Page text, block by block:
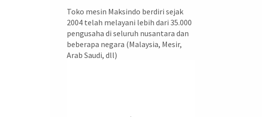
Toko mesin Maksindo berdiri sejak
2004 telah melayani lebih dari 35.000
pengusaha di seluruh nusantara dan
beberapa negara (Malaysia, Mesir,
Arab Saudi, dll)